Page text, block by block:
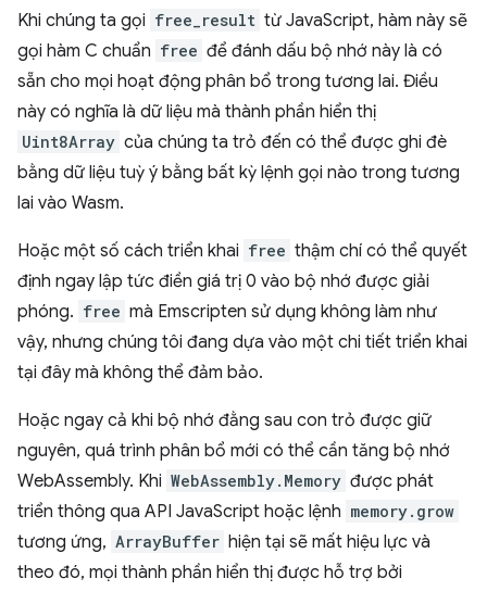
Khi chúng ta gọi free_result từ JavaScript, hàm này sẽ
gọi hàm C chuẩn free để đánh dấu bộ nhớ này là có
sẵn cho mọi hoạt động phân bổ trong tương lai. Điều
này có nghĩa là dữ liệu mà thành phần hiển thị
Uint8Array của chúng ta trỏ đến có thể được ghi đè
bằng dữ liệu tuỳ ý bằng bất kỳ lệnh gọi nào trong tương
lai vào Wasm.
Hoặc một số cách triển khai free thậm chí có thể quyết
định ngay lập tức điền giá trị 0 vào bộ nhớ được giải
phóng. free mà Emscripten sử dụng không làm như
vậy, nhưng chúng tôi đang dựa vào một chi tiết triển khai
tại đây mà không thể đảm bảo.
Hoặc ngay cả khi bộ nhớ đằng sau con trỏ được giữ
nguyên, quá trình phân bổ mới có thể cần tăng bộ nhớ
WebAssembly. Khi WebAssembly.Memory được phát
triển thông qua API JavaScript hoặc lệnh memory.grow
tương ứng, ArrayBuffer hiện tại sẽ mất hiệu lực và
theo đó, mọi thành phần hiển thị được hỗ trợ bởi